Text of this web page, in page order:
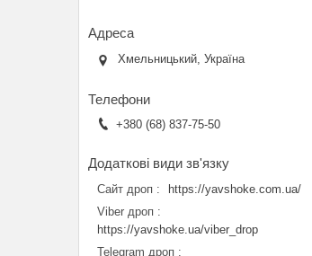
Хмельницький, Україна
+380 (68) 837-75-50
Сайт дроп
https://yavshoke.com.ua/
Viber дроп
https://yavshoke.ua/viber_drop
Telegram дроп